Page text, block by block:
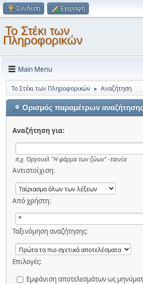
Σύνδεση Εγγραφή
Το Στέκι των
Πληροφορικών
Main Menu
Το Στέκι των Πληροφορικών ► Αναζήτηση
Ορισμός παραμέτρων αναζήτησης
Αναζήτηση για:
π.χ. Όργουελ "Η φάρμα των ζώων" -ταινία
Αντιστοίχιση:
Από χρήστη:
Ταξινόμηση αναζήτησης:
Επιλογές:
Εμφάνιση αποτελεσμάτων ως